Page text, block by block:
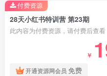
28天小红书特训营 第23期
此内容为付费资源，请付费后查看
￥
开通资源网会员 免费
付费资源